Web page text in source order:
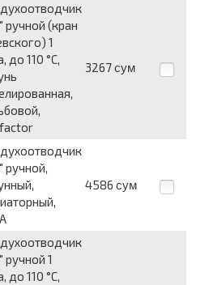
ручной (кран
1
до 110 °C,
3267 сум
ручной,
4586 сум
ручной 1
до 110 °C,